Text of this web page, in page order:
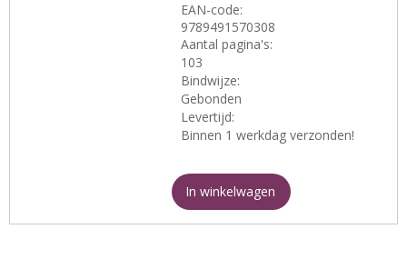
EAN-code:
9789491570308
Aantal pagina's:
103
Bindwijze:
Gebonden
Levertijd:
Binnen 1 werkdag verzonden!
In winkelwagen